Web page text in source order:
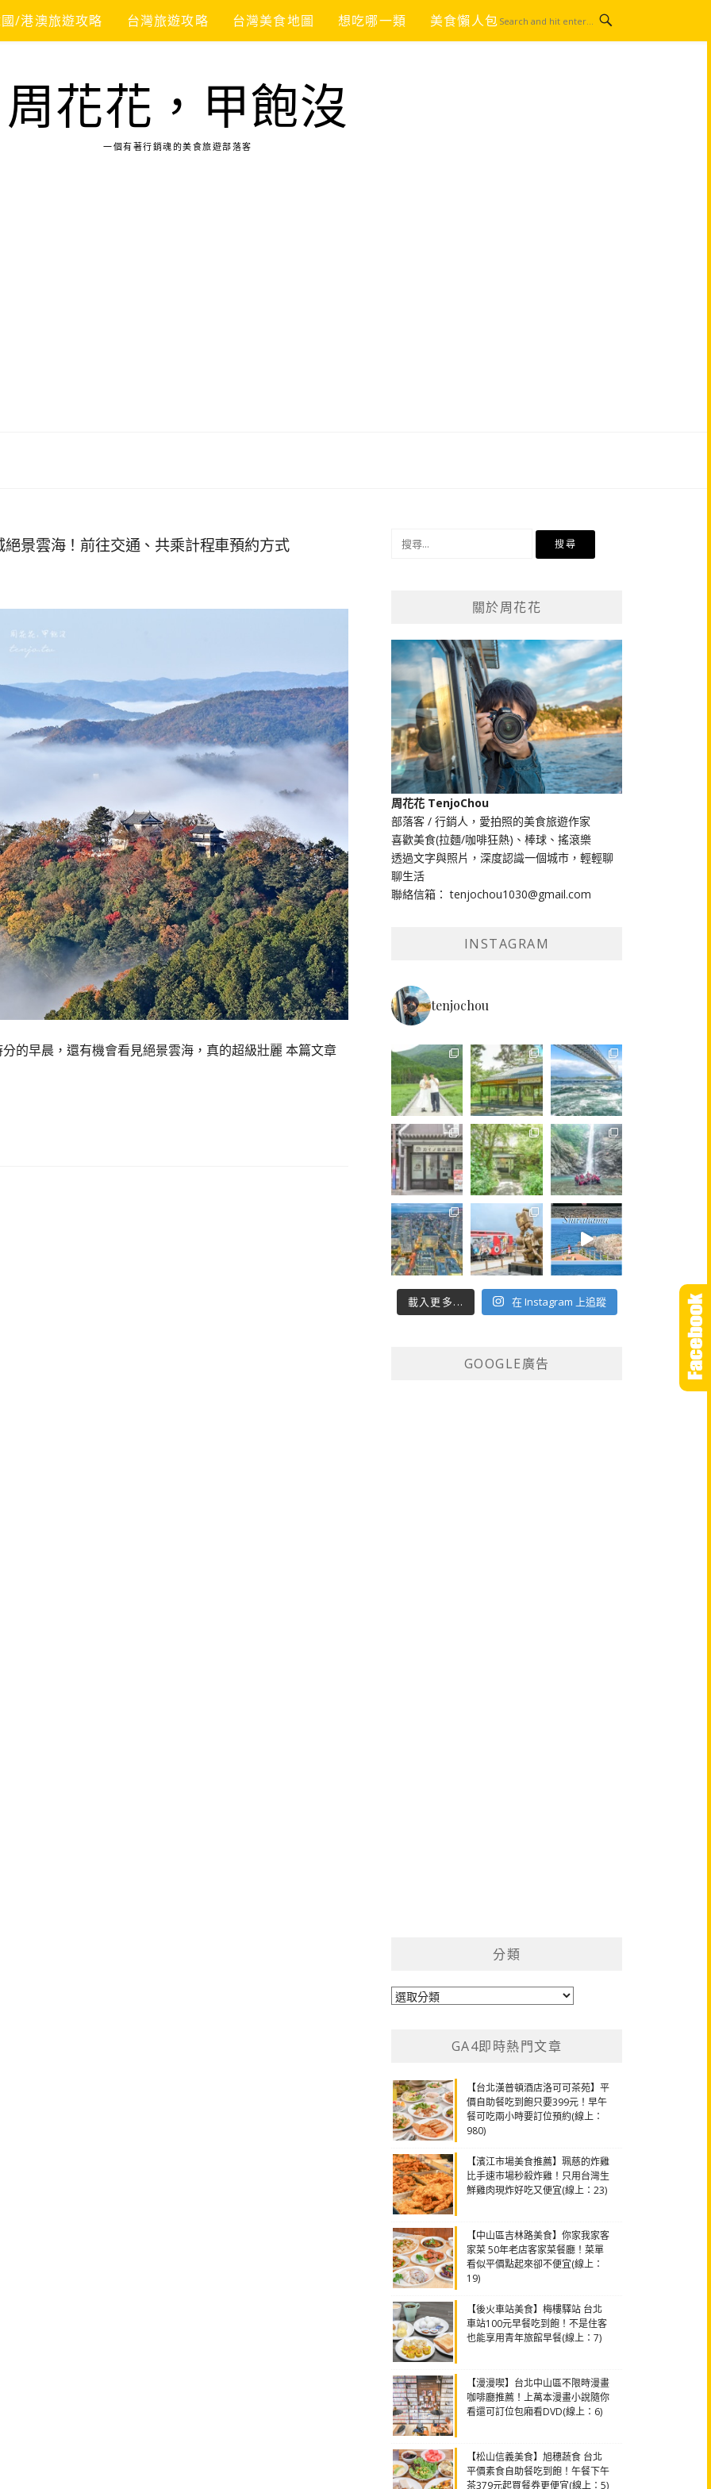
/港澳旅遊攻略 台灣旅遊攻略 台灣美食地圖 想吃哪一類 美食懶人包
周花花，甲飽沒
一個有著行銷魂的美食旅遊部落客
絕景雲海！前往交通、共乘計程車預約方式
的早晨，還有機會看見絕景雲海，真的超級壯麗 本篇文章
關於周花花
周花花 TenjoChou
部落客 / 行銷人，愛拍照的美食旅遊作家
喜歡美食(拉麵/咖啡狂熱)、棒球、搖滾樂
透過文字與照片，深度認識一個城市，輕輕聊
聊生活
聯絡信箱： tenjochou1030@gmail.com
INSTAGRAM
tenjochou
載入更多... 在 Instagram 上追蹤
GOOGLE廣告
分類
分
GA4即時熱門文章
【台北漢普頓酒店洛可可茶苑】平
價自助餐吃到飽只要399元！早午
餐可吃兩小時要訂位預約(線上：
980)
【濱江市場美食推薦】珮慈的炸雞
比手速市場秒殺炸雞！只用台灣生
鮮雞肉現炸好吃又便宜(線上：23)
【中山區吉林路美食】你家我家客
家菜 50年老店客家菜餐廳！菜單
看似平價點起來卻不便宜(線上：
19)
【後火車站美食】梅樓驛站 台北
車站100元早餐吃到飽！不是住客
也能享用青年旅館早餐(線上：7)
【漫漫喫】台北中山區不限時漫畫
咖啡廳推薦！上萬本漫畫小說隨你
看還可訂位包廂看DVD(線上：6)
【松山信義美食】旭穗蔬食 台北
平價素食自助餐吃到飽！午餐下午
茶379元起買餐券更便宜(線上：5)